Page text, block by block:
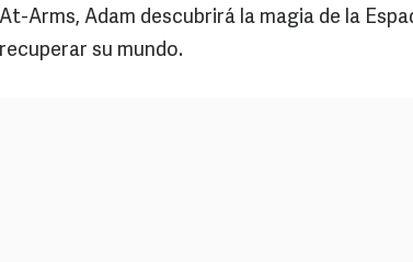
At-Arms, Adam descubrirá la magia de la
recuperar su mundo.